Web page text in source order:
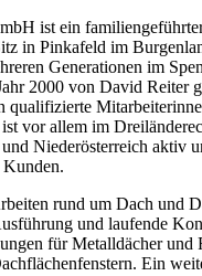
ist ein
in Pinkafeld im
Generationen im
2000 von David Reiter
qualifizierte
vor allem im
Niederösterreich aktiv
rund um Dach und
und laufende
für Metalldächer und
Ein